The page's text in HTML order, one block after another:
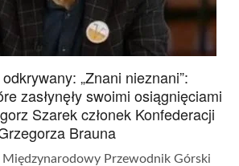
„Znani nieznani”:
zasłynęły swoimi osiągnięciami
Szarek członek Konfederacji
Brauna
Przewodnik Górski